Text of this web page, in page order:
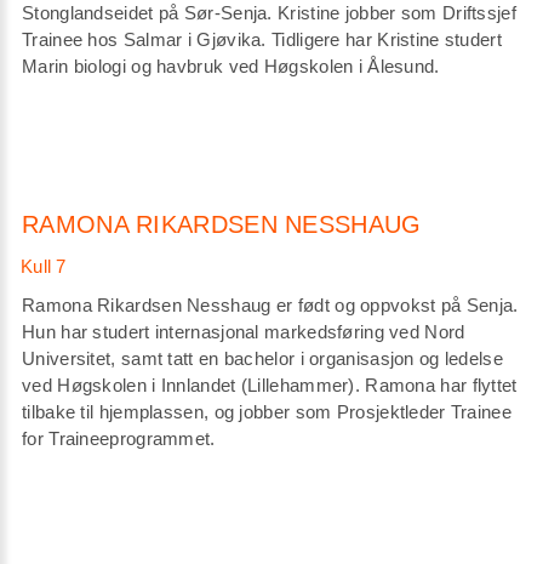
Stonglandseidet på Sør-Senja. Kristine jobber som Driftssjef
Trainee hos Salmar i Gjøvika. Tidligere har Kristine studert
Marin biologi og havbruk ved Høgskolen i Ålesund.
RAMONA RIKARDSEN NESSHAUG
Ramona Rikardsen Nesshaug er født og oppvokst på Senja.
Hun har studert internasjonal markedsføring ved Nord
Universitet, samt tatt en bachelor i organisasjon og ledelse
ved Høgskolen i Innlandet (Lillehammer). Ramona har flyttet
tilbake til hjemplassen, og jobber som Prosjektleder Trainee
for Traineeprogrammet.